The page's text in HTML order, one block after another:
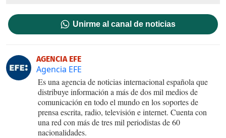
Unirme al canal de noticias
AGENCIA EFE
Agencia EFE
Es una agencia de noticias internacional española que
distribuye información a más de dos mil medios de
comunicación en todo el mundo en los soportes de
prensa escrita, radio, televisión e internet. Cuenta con
una red con más de tres mil periodistas de 60
nacionalidades.